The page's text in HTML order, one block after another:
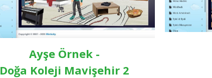
Ayşe Örnek -
Doğa Koleji Mavişehir 2